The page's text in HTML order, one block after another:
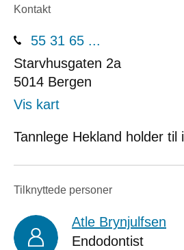
Kontakt
55 31 65 ...
Starvhusgaten 2a
5014 Bergen
Vis kart
Tannlege Hekland holder til i
Tilknyttede personer
Atle Brynjulfsen
Endodontist